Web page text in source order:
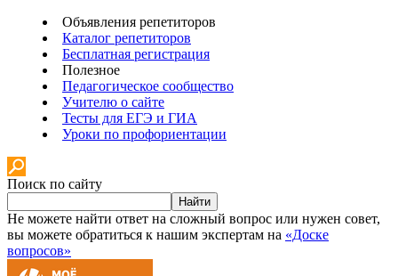
Объявления репетиторов
Каталог репетиторов
Бесплатная регистрация
Полезное
Педагогическое сообщество
Учителю о сайте
Тесты для ЕГЭ и ГИА
Уроки по профориентации
Поиск по сайту
Найти
Не можете найти ответ на сложный вопрос или нужен совет,
вы можете обратиться к нашим экспертам на «Доске
вопросов»